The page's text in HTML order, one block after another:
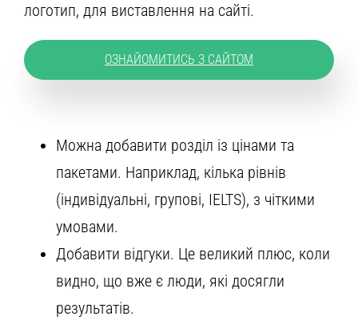
логотип, для виставлення на сайті.
ОЗНАЙОМИТИСЬ З САЙТОМ
Можна добавити розділ із цінами та
пакетами. Наприклад, кілька рівнів
(індивідуальні, групові, IELTS), з чіткими
умовами.
Добавити відгуки. Це великий плюс, коли
видно, що вже є люди, які досягли
результатів.